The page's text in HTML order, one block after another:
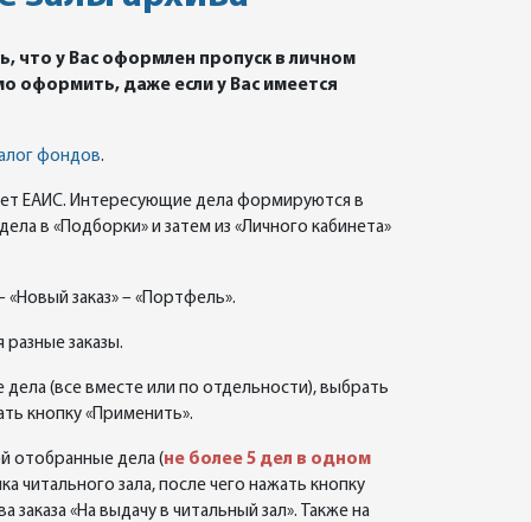
что у Вас оформлен пропуск в личном
оформить, даже если у Вас имеется
фондов.
ЕАИС. Интересующие дела формируются в
в «Подборки» и затем из «Личного кабинета»
«Новый заказ» – «Портфель».
заказы.
(все вместе или по отдельности), выбрать
кнопку «Применить».
отобранные дела (не более 5 дел в одном
читального зала, после чего нажать кнопку
«На выдачу в читальный зал». Также на